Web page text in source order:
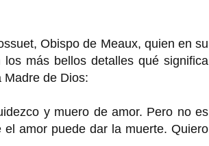
Obispo de Meaux, quien en su
más bellos detalles qué significa
Madre de Dios:
y muero de amor. Pero no es
amor puede dar la muerte. Quiero